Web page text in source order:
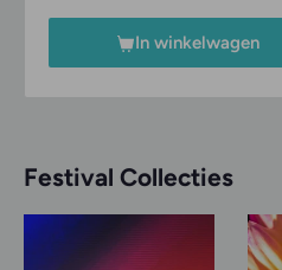
In winkelwagen
Festival Collecties